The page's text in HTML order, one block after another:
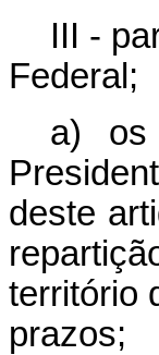
III -
Federal;
a) os
deste
território
prazos;